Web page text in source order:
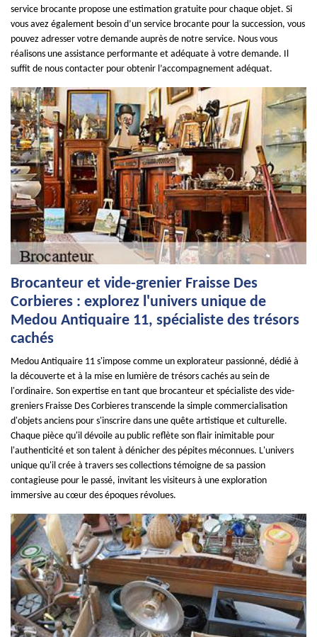
service brocante propose une estimation gratuite pour chaque objet. Si
vous avez également besoin d’un service brocante pour la succession, vous
pouvez adresser votre demande auprès de notre service. Nous vous
réalisons une assistance performante et adéquate à votre demande. Il
suffit de nous contacter pour obtenir l’accompagnement adéquat.
Brocanteur et vide-grenier Fraisse Des
Corbieres : explorez l'univers unique de
Medou Antiquaire 11, spécialiste des trésors
cachés
Medou Antiquaire 11 s'impose comme un explorateur passionné, dédié à
la découverte et à la mise en lumière de trésors cachés au sein de
l'ordinaire. Son expertise en tant que brocanteur et spécialiste des vide-
greniers Fraisse Des Corbieres transcende la simple commercialisation
d'objets anciens pour s'inscrire dans une quête artistique et culturelle.
Chaque pièce qu'il dévoile au public reflète son flair inimitable pour
l'authenticité et son talent à dénicher des pépites méconnues. L'univers
unique qu'il crée à travers ses collections témoigne de sa passion
contagieuse pour le passé, invitant les visiteurs à une exploration
immersive au cœur des époques révolues.